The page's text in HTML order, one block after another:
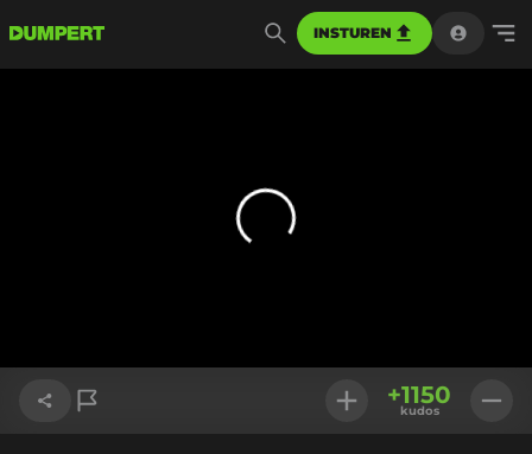
INSTUREN
+1150
kudos